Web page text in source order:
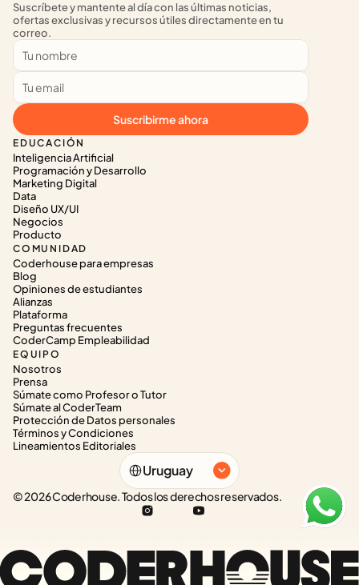
EDUCACIÓN
Inteligencia Artificial
Programación y Desarrollo
Marketing Digital
Data
Diseño UX/UI
Negocios
Producto
COMUNIDAD
Coderhouse para empresas
Blog
Opiniones de estudiantes
Alianzas
Plataforma
Preguntas frecuentes
CoderCamp Empleabilidad
EQUIPO
Nosotros
Prensa
Súmate como Profesor o Tutor
Súmate al CoderTeam
Protección de Datos personales
Términos y Condiciones
Lineamientos Editoriales
Suscríbete y mantente al día con las últimas noticias,
ofertas exclusivas y recursos útiles directamente en tu
correo.
Suscribirme ahora
Select Language
Uruguay
© 2026 Coderhouse. Todos los derechos reservados.